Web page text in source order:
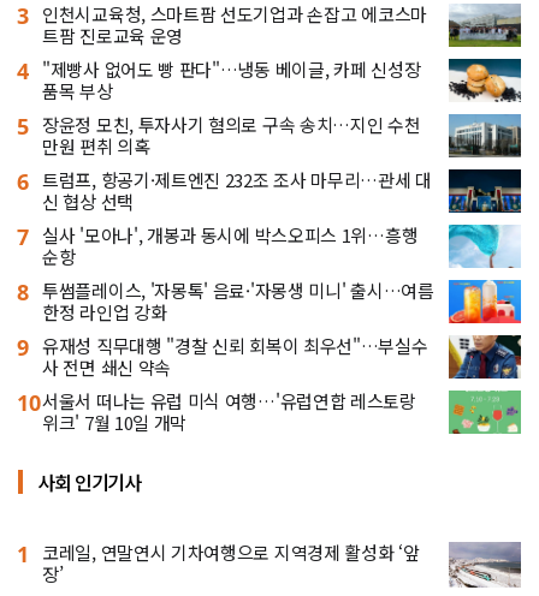
3 인천시교육청, 스마트팜 선도기업과 손잡고 에코스마
트팜 진로교육 운영
4 "제빵사 없어도 빵 판다"…냉동 베이글, 카페 신성장
품목 부상
5 장윤정 모친, 투자사기 혐의로 구속 송치…지인 수천
만원 편취 의혹
6 트럼프, 항공기·제트엔진 232조 조사 마무리…관세 대
신 협상 선택
7 실사 '모아나', 개봉과 동시에 박스오피스 1위…흥행
순항
8 투썸플레이스, '자몽톡' 음료·'자몽생 미니' 출시…여름
한정 라인업 강화
9 유재성 직무대행 "경찰 신뢰 회복이 최우선"…부실수
사 전면 쇄신 약속
10서울서 떠나는 유럽 미식 여행…'유럽연합 레스토랑
위크' 7월 10일 개막
사회 인기기사
1
코레일, 연말연시 기차여행으로 지역경제 활성화 ‘앞
장’